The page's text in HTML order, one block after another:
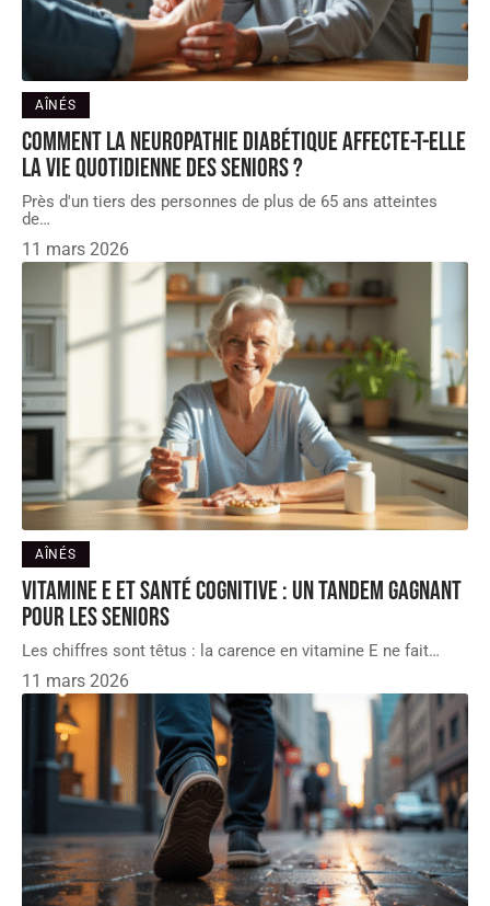
AÎNÉS
Comment la neuropathie diabétique affecte-t-elle
la vie quotidienne des seniors ?
Près d'un tiers des personnes de plus de 65 ans atteintes
de…
11 mars 2026
AÎNÉS
Vitamine E et santé cognitive : un tandem gagnant
pour les seniors
Les chiffres sont têtus : la carence en vitamine E ne fait…
11 mars 2026